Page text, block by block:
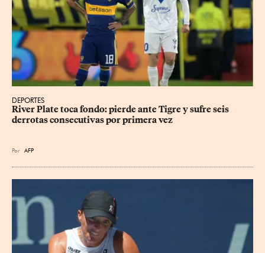
DEPORTES
River Plate toca fondo: pierde ante Tigre y sufre seis
derrotas consecutivas por primera vez
Por AFP